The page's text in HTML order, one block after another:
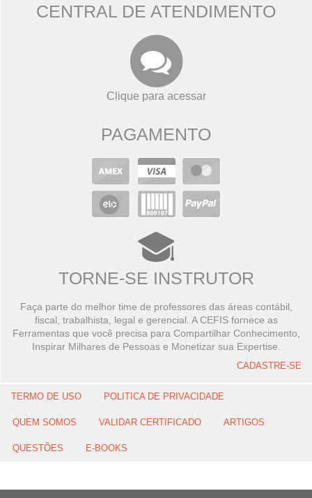
CENTRAL DE ATENDIMENTO
Clique para acessar
PAGAMENTO
TORNE-SE INSTRUTOR
Faça parte do melhor time de professores das áreas contábil,
fiscal, trabalhista, legal e gerencial. A CEFIS fornece as
Ferramentas que você precisa para Compartilhar Conhecimento,
Inspirar Milhares de Pessoas e Monetizar sua Expertise.
CADASTRE-SE
TERMO DE USO POLITICA DE PRIVACIDADE
QUEM SOMOS VALIDAR CERTIFICADO ARTIGOS
QUESTÕES E-BOOKS